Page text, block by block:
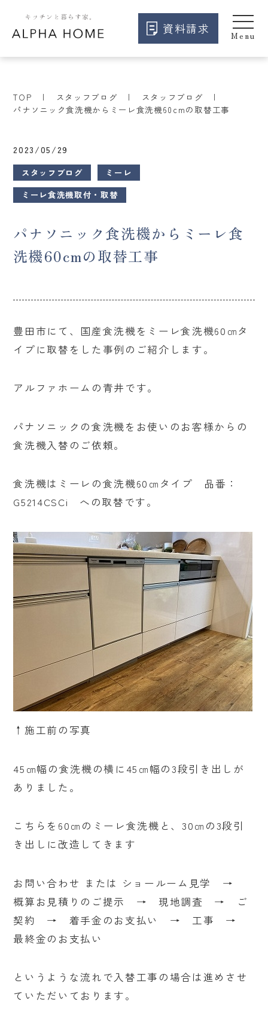
資料請求
TOP スタッフブログ
スタッフブログ
パナソニック食洗機からミーレ食洗機60cmの取替工事
2023/05/29
スタッフブログ
ミーレ
ミーレ食洗機取付・取替
パナソニック食洗機からミーレ食
洗機60cmの取替工事
豊田市にて、国産食洗機をミーレ食洗機60㎝タ
イプに取替をした事例のご紹介します。
アルファホームの青井です。
パナソニックの食洗機をお使いのお客様からの
食洗機入替のご依頼。
食洗機はミーレの食洗機60㎝タイプ 品番：
G5214CSCi への取替です。
↑施工前の写真
45㎝幅の食洗機の横に45㎝幅の3段引き出しが
ありました。
こちらを60㎝のミーレ食洗機と、30㎝の3段引
き出しに改造してきます
お問い合わせ または ショールーム見学 →
概算お見積りのご提示 → 現地調査 → ご
契約 → 着手金のお支払い → 工事 →
最終金のお支払い
というような流れで入替工事の場合は進めさせ
ていただいております。